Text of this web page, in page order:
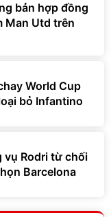
bản hợp đồng
Man Utd trên
World Cup
bỏ Infantino
vụ Rodri từ chối
Barcelona